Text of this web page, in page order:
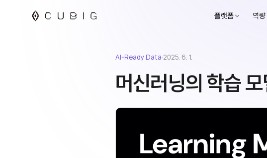
플랫폼 역량
AI-Ready Data·2025. 6. 1.
머신러닝의 학습